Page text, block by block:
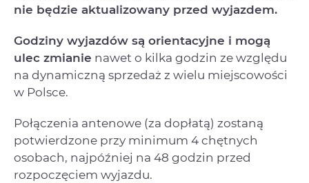
nie będzie aktualizowany przed wyjazdem.
Godziny wyjazdów są orientacyjne i mogą
ulec zmianie nawet o kilka godzin ze względu
na dynamiczną sprzedaż z wielu miejscowości
w Polsce.
Połączenia antenowe (za dopłatą) zostaną
potwierdzone przy minimum 4 chętnych
osobach, najpóźniej na 48 godzin przed
rozpoczęciem wyjazdu.